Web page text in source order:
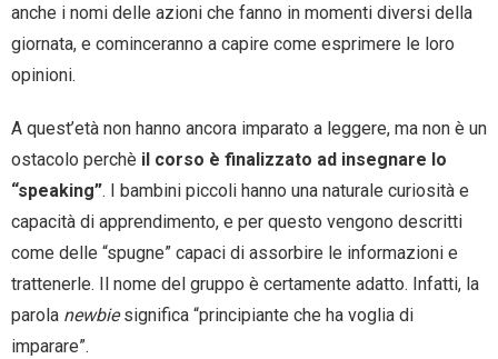
anche i nomi delle azioni che fanno in momenti diversi della
giornata, e cominceranno a capire come esprimere le loro
opinioni.
A quest’età non hanno ancora imparato a leggere, ma non è un
ostacolo perchè il corso è finalizzato ad insegnare lo
“speaking”. I bambini piccoli hanno una naturale curiosità e
capacità di apprendimento, e per questo vengono descritti
come delle “spugne” capaci di assorbire le informazioni e
trattenerle. Il nome del gruppo è certamente adatto. Infatti, la
parola newbiesignifica “principiante che ha voglia di
imparare”.